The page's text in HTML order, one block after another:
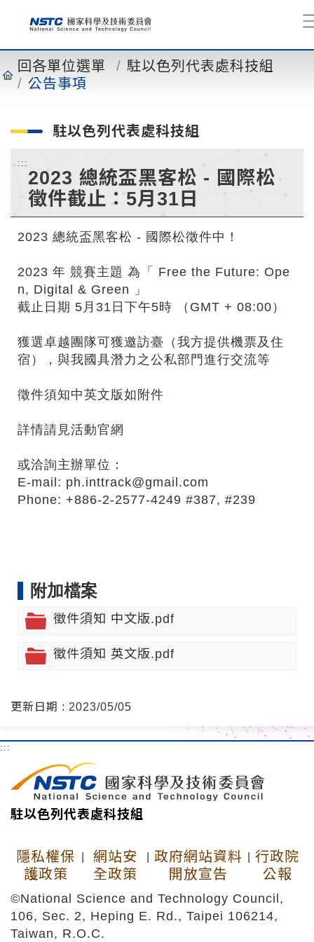
容 回各單位選單
駐以色列代表處科技組
公告事項
駐以色列代表處科技組
:::
2023 總統盃黑客松 - 國際松
徵件截止：5月31日
2023 總統盃黑客松 - 國際松徵件中！
2023 年 競賽主題 為「 Free the Future: Ope
n, Digital & Green 」
截止日期 5月31日下午5時 （GMT + 08:00）
獲選卓越團隊可獲邀訪臺（我方提供機票及住
宿），與我國具潛力之公私部門進行交流等
徵件須知中英文版如附件
詳情請見活動官網
或洽詢主辦單位：
E-mail: ph.inttrack@gmail.com
Phone: +886-2-2577-4249 #387, #239
附加檔案
徵件須知 中文版.pdf
徵件須知 英文版.pdf
更新日期 : 2023/05/05
:::
駐以色列代表處科技組
隱私權保
護政策
網站安
全政策
政府網站資料
開放宣告
行政院
公報
©National Science and Technology Council,
106, Sec. 2, Heping E. Rd., Taipei 106214,
Taiwan, R.O.C.